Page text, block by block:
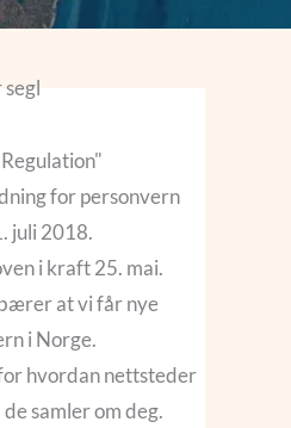
for personvern
juli 2018.
i kraft 25. mai.
at vi får nye
i Norge.
hvordan nettsteder
samler om deg.